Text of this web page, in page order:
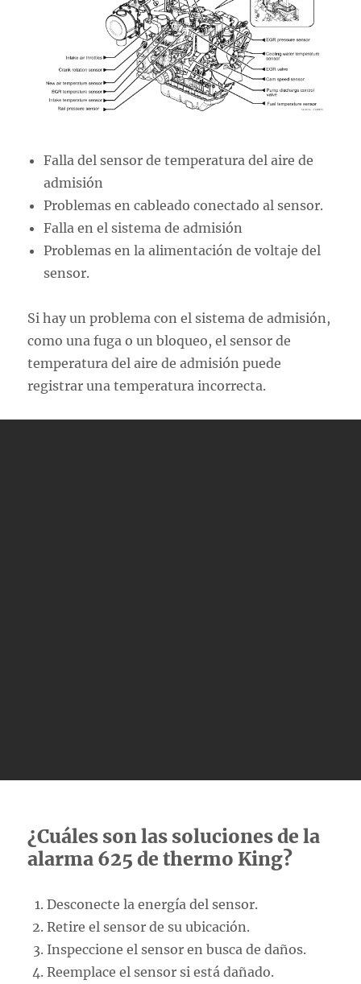
Falla del sensor de temperatura del aire de
admisión
Problemas en cableado conectado al sensor.
Falla en el sistema de admisión
Problemas en la alimentación de voltaje del
sensor.
Si hay un problema con el sistema de admisión,
como una fuga o un bloqueo, el sensor de
temperatura del aire de admisión puede
registrar una temperatura incorrecta.
¿Cuáles son las soluciones de la
alarma 625 de thermo King?
Desconecte la energía del sensor.
Retire el sensor de su ubicación.
Inspeccione el sensor en busca de daños.
Reemplace el sensor si está dañado.